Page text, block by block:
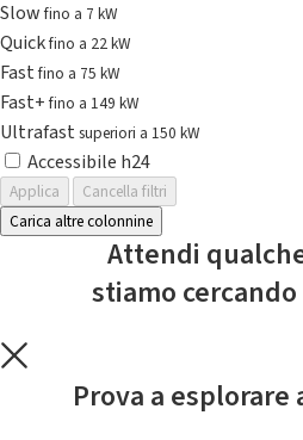
Slowfino a 7 kW
Quickfino a 22 kW
Fastfino a 75 kW
Fast+fino a 149 kW
Ultrafast superiori a 150 kW
Accessibile h24
Applica
Cancella filtri
Carica altre colonnine
Attendi
stiamo
Prova a